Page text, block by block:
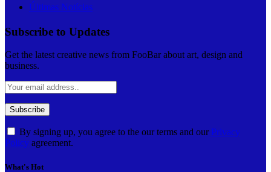
Últimas Notícias
Subscribe to Updates
Get the latest creative news from FooBar about art, design and
business.
By signing up, you agree to the our terms and our Privacy
Policy agreement.
What's Hot